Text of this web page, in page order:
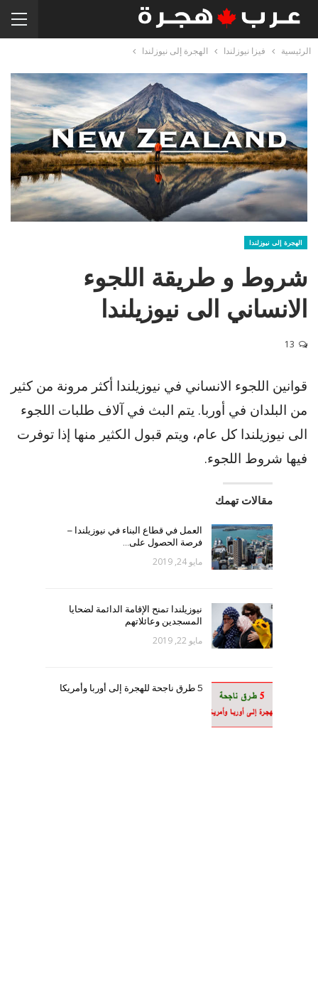
الرئيسية فيزا نيوزلندا الهجرة إلى نيوزلندا
الهجرة إلى نيوزلندا
شروط و طريقة اللجوء
الانساني الى نيوزيلندا
قوانين اللجوء الانساني في نيوزيلندا أكثر مرونة من كثير
من البلدان في أوربا. يتم البث في آلاف طلبات اللجوء
الى نيوزيلندا كل عام، ويتم قبول الكثير منها إذا توفرت
فيها شروط اللجوء.
مقالات تهمك
العمل في قطاع البناء في نيوزيلندا –
فرصة الحصول على…
مايو 24, 2019
نيوزيلندا تمنح الإقامة الدائمة لضحايا
المسجدين وعائلاتهم
مايو 22, 2019
5 طرق ناجحة للهجرة إلى أوربا وأمريكا